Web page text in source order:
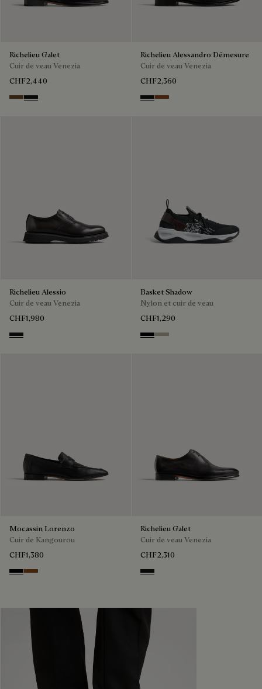
Richelieu Galet
Cuir de veau Venezia
CHF2,440
TOBACCO BIS
NERO GRIGIO
Richelieu Alessandro Démesure
Cuir de veau Venezia
CHF2,360
NERO GRIGIO
Cacao Intenso
Richelieu Alessio
Cuir de veau Venezia
CHF1,980
NERO GRIGIO
Basket Shadow
Nylon et cuir de veau
CHF1,290
BlackLight Kaki
Mocassin Lorenzo
Cuir de Kangourou
CHF1,380
NEROTABACCO
Richelieu Galet
Cuir de veau Venezia
CHF2,310
NERO GRIGIO